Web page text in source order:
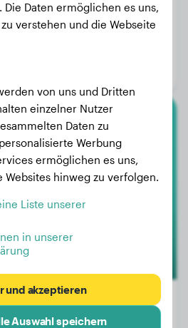
20 kg
Perlsee
Die Daten ermöglichen es uns,
verstehen und die Webseite
von uns und Dritten
einzelner Nutzer
Daten zu
Werbung
ermöglichen es uns,
hinweg zu verfolgen.
Liste unserer
in unserer
und akzeptieren
Auswahl speichern